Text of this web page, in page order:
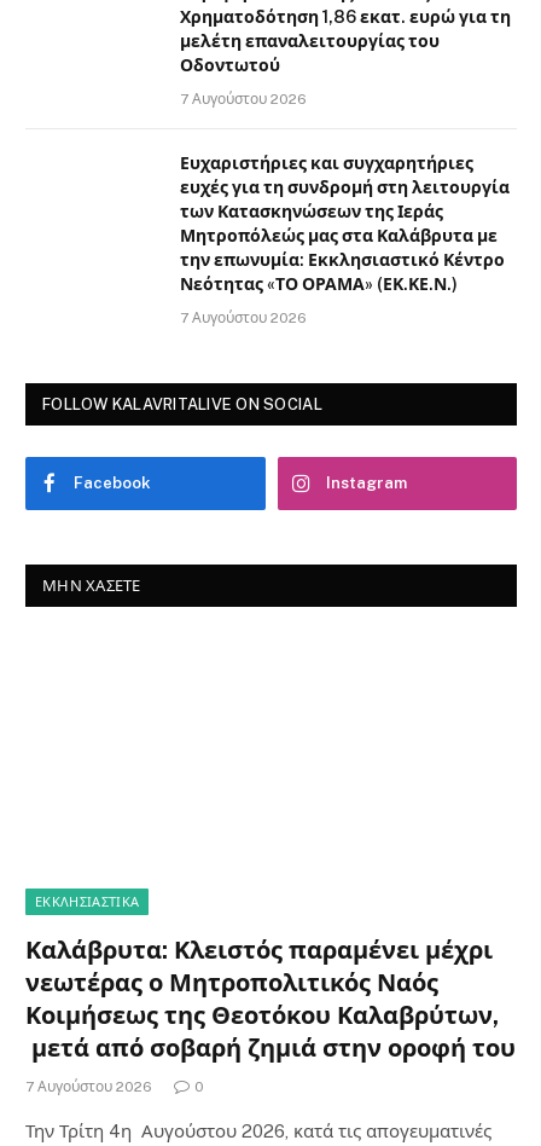
Χρηματοδότηση 1,86 εκατ. ευρώ για τη
μελέτη επαναλειτουργίας του
Οδοντωτού
7 Αυγούστου 2026
Ευχαριστήριες και συγχαρητήριες
ευχές για τη συνδρομή στη λειτουργία
των Κατασκηνώσεων της Ιεράς
Μητροπόλεώς μας στα Καλάβρυτα με
την επωνυμία: Εκκλησιαστικό Κέντρο
Νεότητας «ΤΟ ΟΡΑΜΑ» (ΕΚ.ΚΕ.Ν.)
7 Αυγούστου 2026
FOLLOW KALAVRITALIVE ON SOCIAL
Facebook Instagram
ΜΗΝ ΧΆΣΕΤΕ
ΕΚΚΛΗΣΙΑΣΤΙΚΑ
Καλάβρυτα: Κλειστός παραμένει μέχρι
νεωτέρας ο Μητροπολιτικός Ναός
Κοιμήσεως της Θεοτόκου Καλαβρύτων,
μετά από σοβαρή ζημιά στην οροφή του
7 Αυγούστου 2026 0
Την Τρίτη 4η Αυγούστου 2026, κατά τις απογευματινές